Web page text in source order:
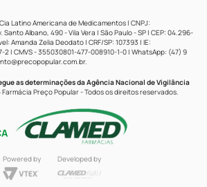
Cia Latino Americana de Medicamentos | CNPJ:
Albano, 490 - Vila Vera | São Paulo - SP | CEP: 04.296-
Amanda Zelia Deodato | CRF/SP: 107393 | IE:
2 | CMVS - 355030801-477-008910-1-0 | WhatsApp: (47) 9
.
as determinações da Agência Nacional de Vigilância
Preço Popular - Todos os direitos reservados.
Powered by Developed by